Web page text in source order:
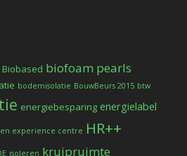
Biobased biofoam pearls
bodemisolatie BouwBeurs 2015 btw
energiebesparing energielabel
experience centre HR++
isoleren kruipruimte